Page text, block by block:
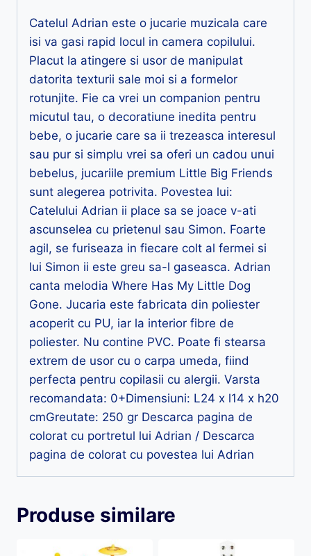
Catelul Adrian este o jucarie muzicala care
isi va gasi rapid locul in camera copilului.
Placut la atingere si usor de manipulat
datorita texturii sale moi si a formelor
rotunjite. Fie ca vrei un companion pentru
micutul tau, o decoratiune inedita pentru
bebe, o jucarie care sa ii trezeasca interesul
sau pur si simplu vrei sa oferi un cadou unui
bebelus, jucariile premium Little Big Friends
sunt alegerea potrivita. Povestea lui:
Catelului Adrian ii place sa se joace v-ati
ascunselea cu prietenul sau Simon. Foarte
agil, se furiseaza in fiecare colt al fermei si
lui Simon ii este greu sa-l gaseasca. Adrian
canta melodia Where Has My Little Dog
Gone. Jucaria este fabricata din poliester
acoperit cu PU, iar la interior fibre de
poliester. Nu contine PVC. Poate fi stearsa
extrem de usor cu o carpa umeda, fiind
perfecta pentru copilasii cu alergii. Varsta
recomandata: 0+Dimensiuni: L24 x l14 x h20
cmGreutate: 250 gr Descarca pagina de
colorat cu portretul lui Adrian / Descarca
pagina de colorat cu povestea lui Adrian
Produse similare